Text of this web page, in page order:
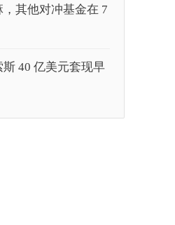
其他对冲基金在 7
40 亿美元套现早